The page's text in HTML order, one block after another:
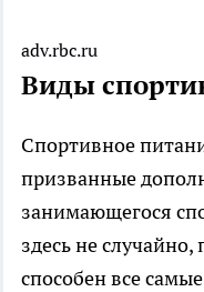
adv.rbc.ru
Виды
Спортивное
призванные
занимающегося
здесь не
способен все